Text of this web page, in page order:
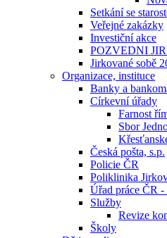
Setkání se
Veřejné zakázky
Investiční akce
POZVEDNI
Jirkované sobě
Organizace, instituce
Banky a
Církevní úřady
Farnost
Sbor
Česká pošta, s.p.
Policie ČR
Poliklinika
Úřad práce ČR
Služby
Revize
Školy